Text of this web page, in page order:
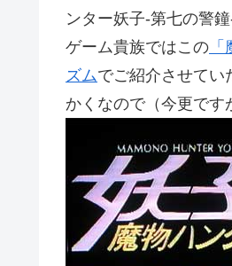
ンター妖子-第七の警
ゲーム貴族ではこの
ズムでご紹介させてい
かくなので（今更です